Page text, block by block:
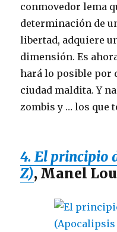
conmovedor lema
determinación de
libertad, adquiere
dimensión. Es
hará lo posible por
ciudad maldita. Y
zombis y … los que
4. El principio
Z), Manel